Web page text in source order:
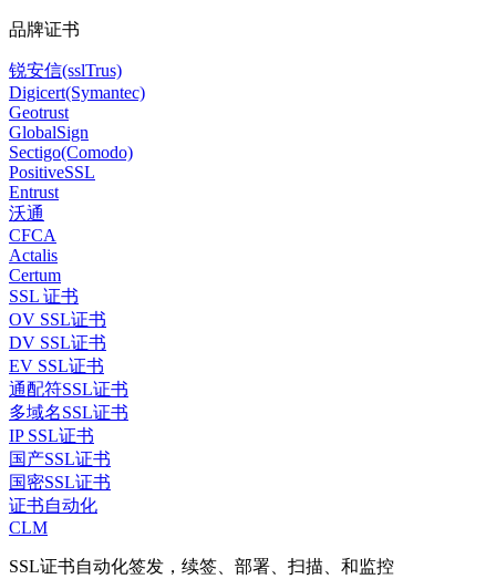
品牌证书
锐安信(sslTrus)
Digicert(Symantec)
Geotrust
GlobalSign
Sectigo(Comodo)
PositiveSSL
Entrust
沃通
CFCA
Actalis
Certum
SSL 证书
OV SSL证书
DV SSL证书
EV SSL证书
通配符SSL证书
多域名SSL证书
IP SSL证书
国产SSL证书
国密SSL证书
证书自动化
CLM
SSL证书自动化签发，续签、部署、扫描、和监控